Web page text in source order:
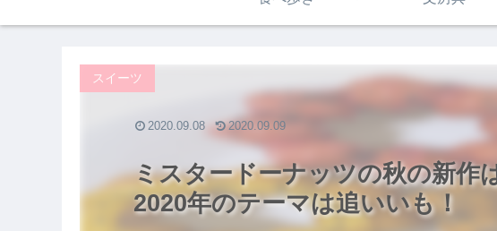
ミスタードーナッツの秋の新作
2020年のテーマは追いいも！
スイーツ
2020.09.08 2020.09.09